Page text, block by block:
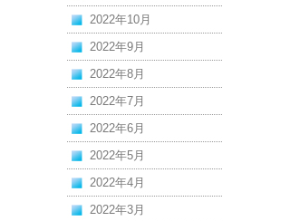
2022年10月
2022年9月
2022年8月
2022年7月
2022年6月
2022年5月
2022年4月
2022年3月